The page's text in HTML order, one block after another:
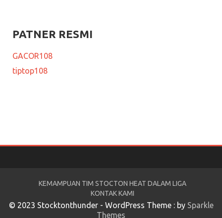
PATNER RESMI
GACOR108
tiptop108
KEMAMPUAN TIM STOCTON HEAT DALAM LIGA
KONTAK KAMI
© 2023 Stocktonthunder - WordPress Theme : by Sparkle
Themes